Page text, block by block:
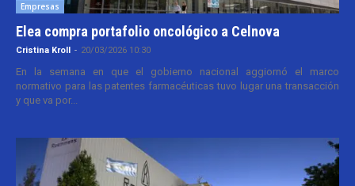
Empresas
Elea compra portafolio oncológico a Celnova
Cristina Kroll - 20/03/2026 10:30
En la semana en que el gobierno nacional aggiornó el marco
normativo para las patentes farmacéuticas tuvo lugar una transacción
y que va por...